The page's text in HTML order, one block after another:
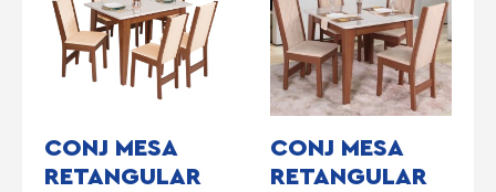
CONJ MESA
RETANGULAR
CONJ MESA
RETANGULAR